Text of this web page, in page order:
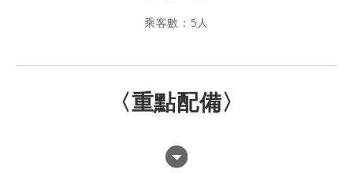
乘客數：5人
〈重點配備〉